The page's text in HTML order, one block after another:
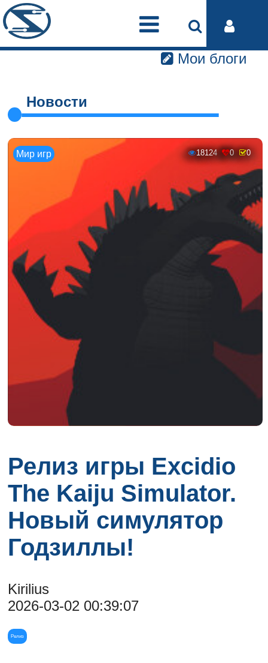
Мои блоги
Новости
Мир игр 18124 0 0
Релиз игры Excidio
The Kaiju Simulator.
Новый симулятор
Годзиллы!
Kirilius
2026-03-02 00:39:07
Релиз